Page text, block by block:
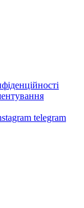
telegram